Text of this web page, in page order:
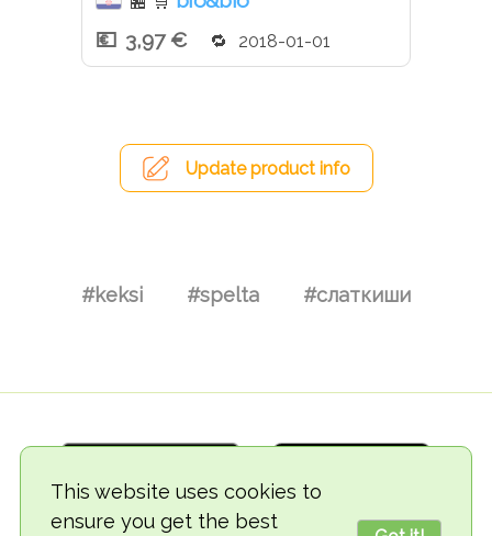
This website uses cookies to
ensure you get the best
3,97 €
2018-01-01
Update product info
#keksi #spelta #слаткиши